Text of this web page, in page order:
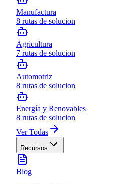
Manufactura
8 rutas de solucion
Agricultura
7 rutas de solucion
Automotriz
8 rutas de solucion
Energía y Renovables
8 rutas de solucion
Ver Todas
Recursos
Blog